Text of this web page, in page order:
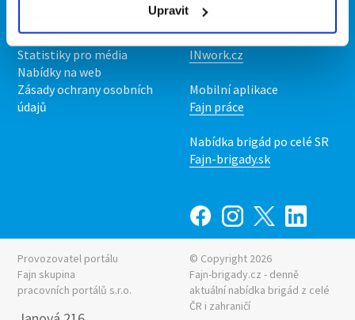
Upravit
Upravit předvolby cookies
Statistiky pro média
Nabídky na web
Zásady ochrany osobních
údajů
Nabídka práce z celé ČR
INwork.cz
Mobilní aplikace
Fajn práce
Nabídka brigád po celé SR
Fajn-brigady.sk
Provozovatel portálu
Fajn skupina
pracovních portálů s.r.o.
© Copyright 2026
Fajn-brigady.cz - denně
aktuální nabídka brigád z celé
ČR i zahraničí